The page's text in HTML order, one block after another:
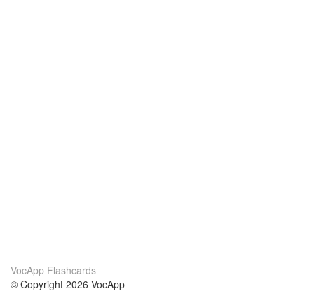
VocApp Flashcards
© Copyright 2026 VocApp